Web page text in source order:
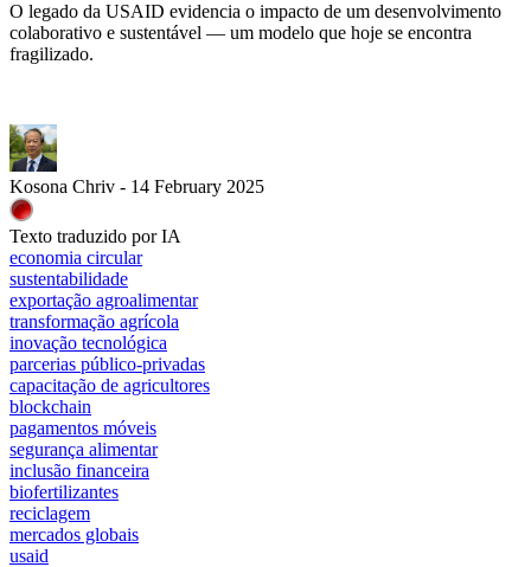
O legado da USAID evidencia o impacto de um desenvolvimento
colaborativo e sustentável — um modelo que hoje se encontra
fragilizado.
Kosona Chriv - 14 February 2025
Texto traduzido por IA
economia circular
sustentabilidade
exportação agroalimentar
transformação agrícola
inovação tecnológica
parcerias público-privadas
capacitação de agricultores
blockchain
pagamentos móveis
segurança alimentar
inclusão financeira
biofertilizantes
reciclagem
mercados globais
usaid